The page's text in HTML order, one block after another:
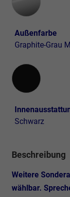
Außenfarbe
Graphite-Grau
Innenausstattung
Schwarz
Beschreibung
Weitere
wählbar.